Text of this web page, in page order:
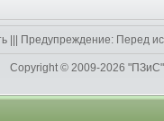
||| Предупреждение: Перед
Copyright © 2009-2026